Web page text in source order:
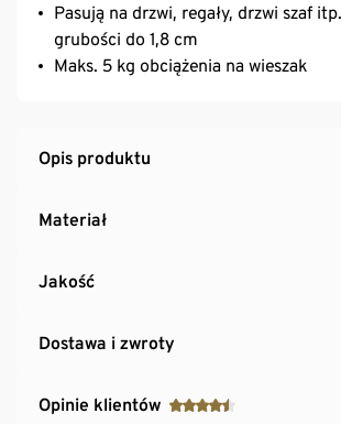
Pasują na drzwi, regały, drzwi szaf
grubości do 1,8 cm
Maks. 5 kg obciążenia na wieszak
Opis produktu
Materiał
Jakość
Dostawa i zwroty
Opinie klientów